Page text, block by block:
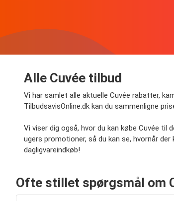
Alle Cuvée tilbud
Vi har samlet alle aktuelle Cuvée rabatter,
TilbudsavisOnline.dk kan du sammenligne
Vi viser dig også, hvor du kan købe Cuvée til
ugers promotioner, så du kan se, hvornår
dagligvareindkøb!
Ofte stillet spørgsmål om